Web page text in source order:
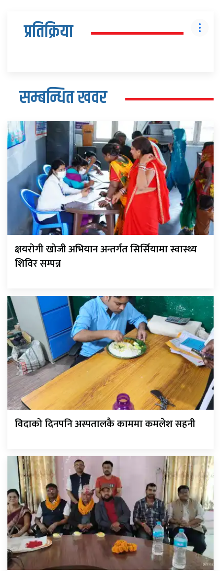
प्रतिक्रिया
सम्बन्धित खवर
क्षयरोगी खोजी अभियान अन्तर्गत सिर्सियामा स्वास्थ्य
शिविर सम्पन्न
विदाको दिनपनि अस्पतालकै काममा कमलेश सहनी